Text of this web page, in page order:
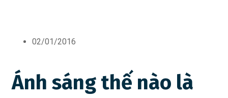
02/01/2016
Ánh sáng thế nào là